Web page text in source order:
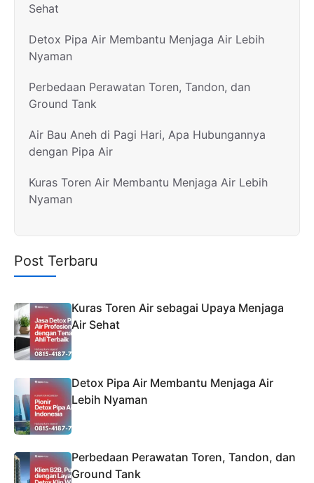
Sehat
Detox Pipa Air Membantu Menjaga Air Lebih
Nyaman
Perbedaan Perawatan Toren, Tandon, dan
Ground Tank
Air Bau Aneh di Pagi Hari, Apa Hubungannya
dengan Pipa Air
Kuras Toren Air Membantu Menjaga Air Lebih
Nyaman
Post Terbaru
Kuras Toren Air sebagai Upaya Menjaga
Air Sehat
Detox Pipa Air Membantu Menjaga Air
Lebih Nyaman
Perbedaan Perawatan Toren, Tandon, dan
Ground Tank